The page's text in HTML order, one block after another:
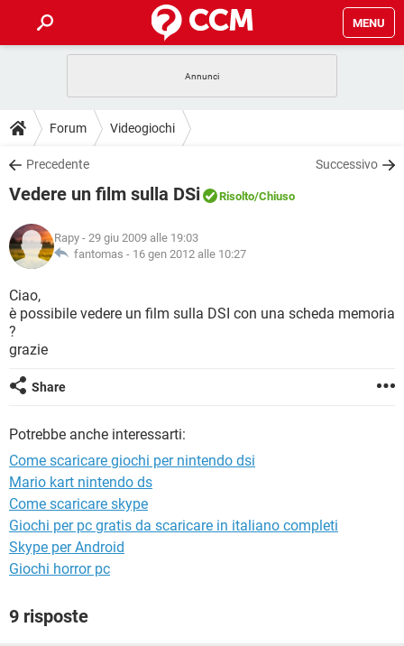
MENU
INTRATTENIMENTO
iOS
INSTAGRAM WHATSAPP
TIKTOK
HARDWARE
GUIDE
COVID-19
INSTAGRAM
TIKTOK
HARDWARE
DOWNLOAD
COVID-19 GAMING
INTRATTENIMENTO
iOS WINDOWS 10
INSTAGRAM
TIKTOK FACEBOOK
HARDWARE
COVID-19
INTRATTENIMENTO
iOS
HARDWARE
GLOSSARIO
COVID-19
INTRATTENIMENTO ANDROID
iOS
INSTAGRAM
HARDWARE
Forum Videogiochi
Precedente Successivo
Vedere un film sulla DSi Risolto/Chiuso
Rapy - 29 giu 2009 alle 19:03
fantomas - 16 gen 2012 alle 10:27
Ciao,
è possibile vedere un film sulla DSI con una scheda memoria
?
grazie
Share
Potrebbe anche interessarti:
Come scaricare giochi per nintendo dsi
Mario kart nintendo ds
Come scaricare skype
Giochi per pc gratis da scaricare in italiano completi
Skype per Android
Giochi horror pc
9 risposte